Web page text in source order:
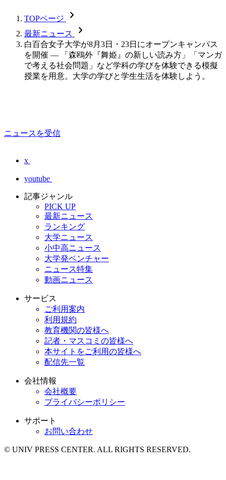
TOPページ chevron_forward
最新ニュース chevron_forward
白百合女子大学が8月3日・23日にオープンキャンパス
を開催 ― 「森鴎外『舞姫』の新しい読み方」「マンガ
で考える社会問題」など学科の学びを体験できる模擬
授業を用意。大学の学びと学生生活を体験しよう。
ニュースを受信
x
youtube
記事ジャンル
PICK UP
最新ニュース
ランキング
大学ニュース
小中高ニュース
大学発ベンチャー
ニュース特集
動画ニュース
サービス
ご利用案内
利用規約
教育機関の皆様へ
記者・マスコミの皆様へ
本サイトをご利用の皆様へ
配信先一覧
会社情報
会社概要
プライバシーポリシー
サポート
お問い合わせ
© UNIV PRESS CENTER. ALL RIGHTS RESERVED.